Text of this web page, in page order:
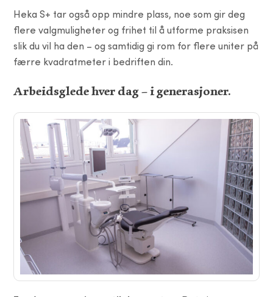
Heka S+ tar også opp mindre plass, noe som gir deg
flere valgmuligheter og frihet til å utforme praksisen
slik du vil ha den – og samtidig gi rom for flere uniter på
færre kvadratmeter i bedriften din.
Arbeidsglede hver dag – i generasjoner.